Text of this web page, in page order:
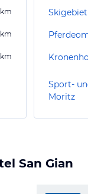
km
km
km
Sport-
Moritz
San Gian